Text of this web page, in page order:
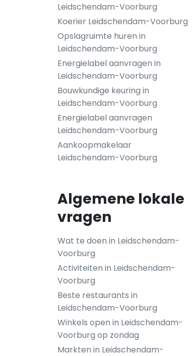
Leidschendam-Voorburg
Koerier Leidschendam-Voorburg
Opslagruimte huren in
Leidschendam-Voorburg
Energielabel aanvragen in
Leidschendam-Voorburg
Bouwkundige keuring in
Leidschendam-Voorburg
Energielabel aanvragen
Leidschendam-Voorburg
Aankoopmakelaar
Leidschendam-Voorburg
Algemene lokale
vragen
Wat te doen in Leidschendam-
Voorburg
Activiteiten in Leidschendam-
Voorburg
Beste restaurants in
Leidschendam-Voorburg
Winkels open in Leidschendam-
Voorburg op zondag
Markten in Leidschendam-